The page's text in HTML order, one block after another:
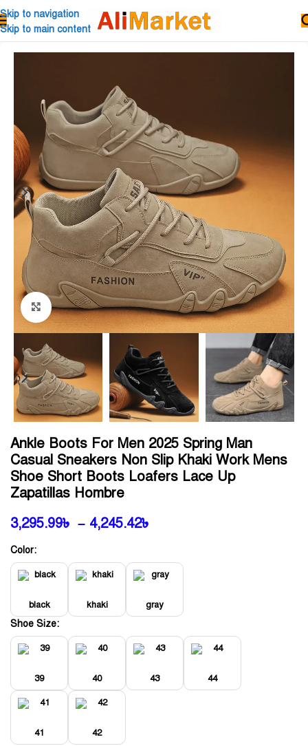
Skip to navigation
Skip to main content
Click to enlarge
Ankle Boots For Men 2025 Spring Man
Casual Sneakers Non Slip Khaki Work Mens
Shoe Short Boots Loafers Lace Up
Zapatillas Hombre
3,295.99৳ – 4,245.42৳
Color:
black khaki gray
Shoe Size:
39 40 43 44
41 42